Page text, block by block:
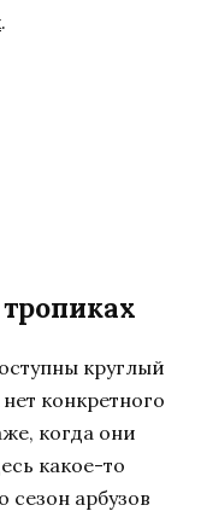
.
круглый
конкретного
когда они
какое-то
сезон арбузов